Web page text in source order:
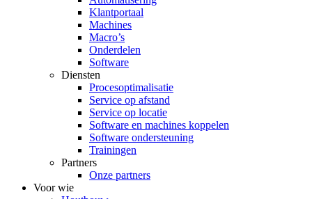
Klantportaal
Machines
Macro’s
Onderdelen
Software
Diensten
Procesoptimalisatie
Service op afstand
Service op locatie
Software en machines koppelen
Software ondersteuning
Trainingen
Partners
Onze partners
Voor wie